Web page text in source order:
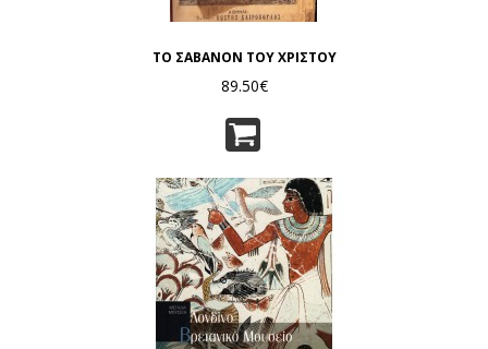
ΤΟ ΣΑΒΑΝΟΝ ΤΟΥ ΧΡΙΣΤΟΥ
89.50€